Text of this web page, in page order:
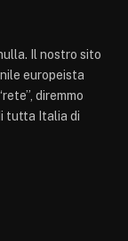
Il nostro sito
europeista
diremmo
tutta Italia di